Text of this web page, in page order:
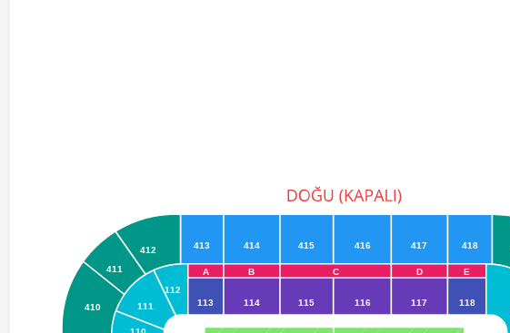
A B C D E
114 115 116 117
113 118
413 414 415 416 417 418
111
112
410
411
412